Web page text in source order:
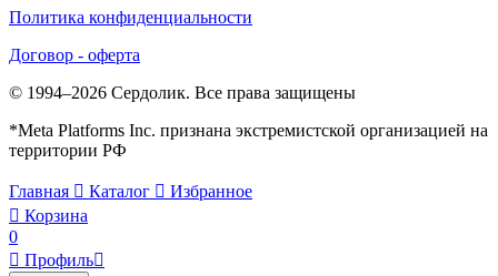
Политика конфиденциальности
Договор - оферта
© 1994–2026 Сердолик. Все права защищены
*Meta Platforms Inc. признана экстремистской организацией на
территории РФ
Главная  Каталог  Избранное
 Корзина
0
 Профиль